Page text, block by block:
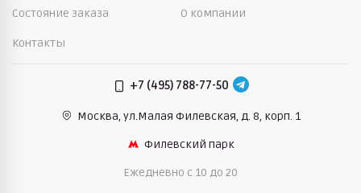
Состояние заказа О компании
Контакты
+7 (495) 788-77-50
Москва, ул.Малая Филевская, д. 8, корп. 1
Филевский парк
Ежедневно c 10 до 20